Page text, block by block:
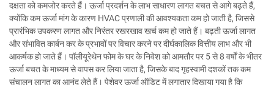
दक्षता को कमजोर करते हैं। ऊर्जा प्रदर्शन के लाभ साधारण लागत बचत से आगे बढ़ते हैं,
क्योंकि कम ऊर्जा मांग के कारण HVAC प्रणाली की आवश्यकता कम हो जाती है, जिससे
प्रारंभिक उपकरण लागत और निरंतर रखरखाव खर्च कम हो जाते हैं। बढ़ती ऊर्जा लागत
और संभावित कार्बन कर के प्रभावों पर विचार करने पर दीर्घकालिक वित्तीय लाभ और भी
आकर्षक हो जाते हैं। पॉलीयूरेथेन फोम के घर के निवेश को आमतौर पर 5 से 8 वर्षों के भीतर
ऊर्जा बचत के माध्यम से वापस कर लिया जाता है, जिसके बाद गृहस्वामी दशकों तक कम
संचालन लागत का आनंद लेते हैं। पेशेवर ऊर्जा ऑडिट में लगातार दिखाया गया है कि